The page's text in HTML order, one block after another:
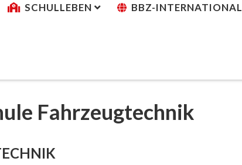
SCHULLEBEN BBZ-INTERNATIONAL
Fahrzeugtechnik